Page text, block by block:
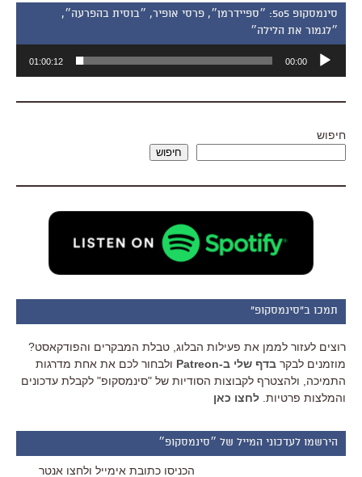
סינמסקופ 505: ״ספיידרמן״, פרסי אופיר, ״בוסית בהפרעה״,
״לגמור את הלילה״
אודיו
00:00
01:00:12
חיפוש
חיפוש
תמכו ב"סינמסקופ"
רוצים לעזור לממן את פעילות הבלוג, טבלת המבקרים והפודקאסט?
מוזמנים לבקר בדף שלי ב-Patreon
ולבחור לכם את אחת מדרגות
התמיכה, ולהצטרף לקבוצות הסודיות של "סינמסקופ" לקבלת עדכונים
והמלצות פרטיות. לחצו כאן
הירשמו לעדכוני המייל של ״סינמסקופ״
הכניסו כתובת אימייל ולחצו אנטר